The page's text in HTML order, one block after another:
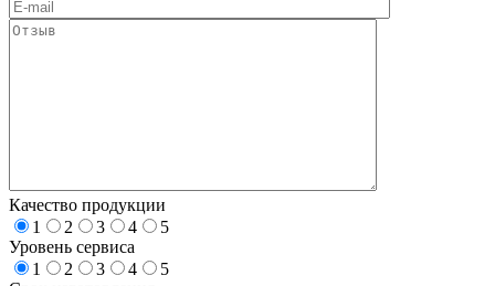
Качество продукции
1
2 3 4
5
Уровень сервиса
1
2 3 4
5